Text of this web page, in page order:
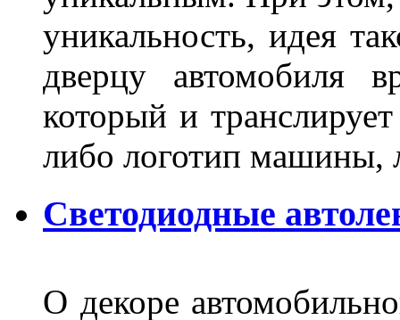
уникальность, идея
дверцу автомобиля
который и
либо логотип машины,
Светодиодные
О декоре